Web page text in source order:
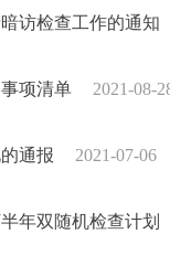
访检查工作的通知
项清单 2021-08-
通报 2021-07-06
年双随机检查计划